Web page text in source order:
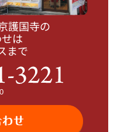
護国寺の
は
まで